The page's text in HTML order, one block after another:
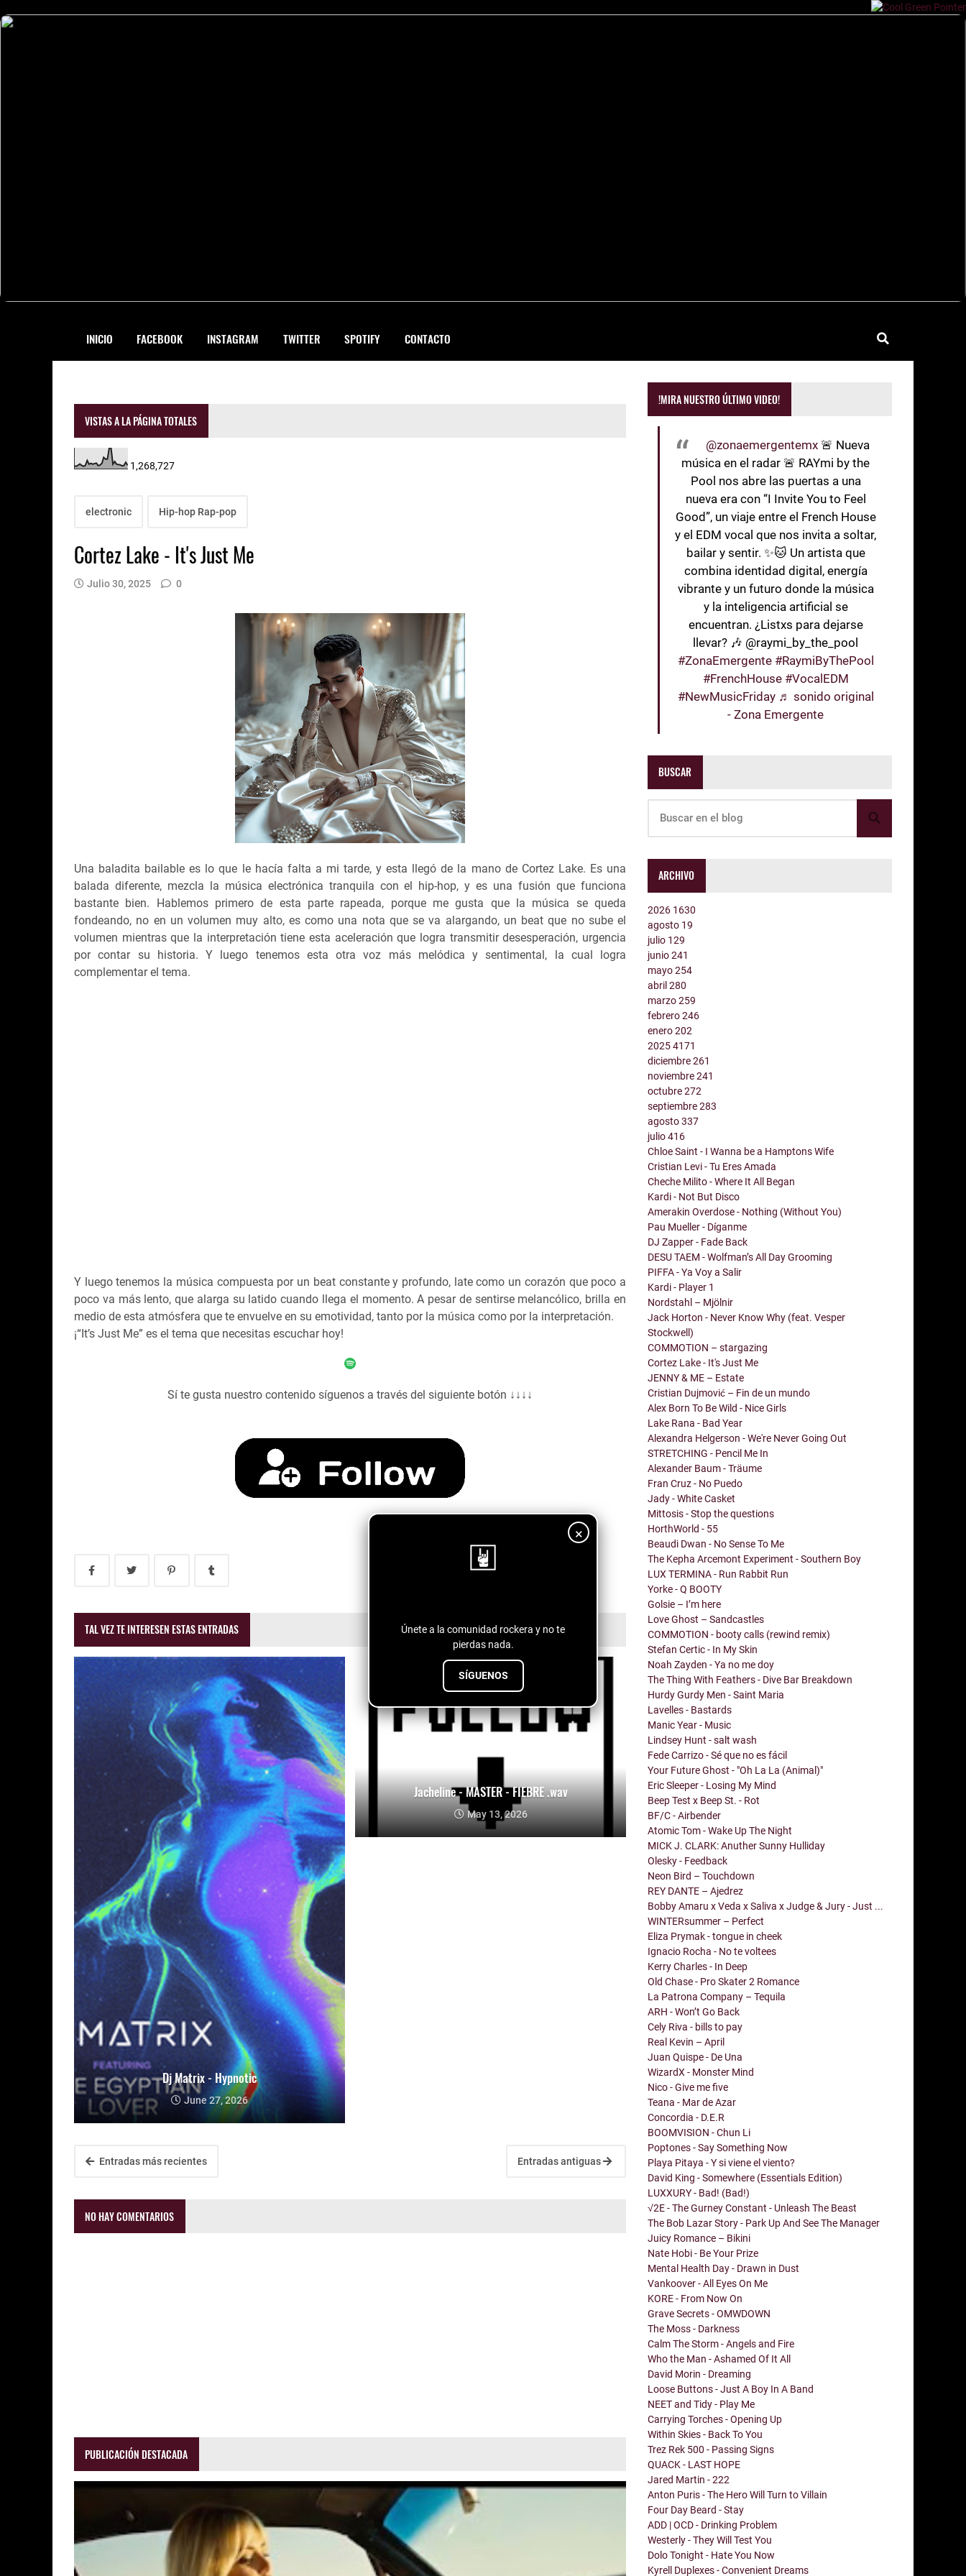
INICIO FACEBOOK INSTAGRAM TWITTER SPOTIFY CONTACTO
×
Únete a la comunidad rockera y no te
pierdas nada.
SÍGUENOS
VISTAS A LA PÁGINA TOTALES
1,268,727
electronic Hip-hop Rap-pop
Cortez Lake - It's Just Me
Julio 30, 2025 0
Una baladita bailable es lo que le hacía falta a mi tarde, y esta llegó de la mano de Cortez Lake. Es una
balada diferente, mezcla la música electrónica tranquila con el hip-hop, y es una fusión que funciona
bastante bien. Hablemos primero de esta parte rapeada, porque me gusta que la música se queda
fondeando, no en un volumen muy alto, es como una nota que se va alargando, un beat que no sube el
volumen mientras que la interpretación tiene esta aceleración que logra transmitir desesperación, urgencia
por contar su historia. Y luego tenemos esta otra voz más melódica y sentimental, la cual logra
complementar el tema.
Y luego tenemos la música compuesta por un beat constante y profundo, late como un corazón que poco a
poco va más lento, que alarga su latido cuando llega el momento. A pesar de sentirse melancólico, brilla en
medio de esta atmósfera que te envuelve en su emotividad, tanto por la música como por la interpretación.
¡“It’s Just Me” es el tema que necesitas escuchar hoy!
Sí te gusta nuestro contenido síguenos a través del siguiente botón ↓↓↓↓
TAL VEZ TE INTERESEN ESTAS ENTRADAS
Dj Matrix - Hypnotic
June 27, 2026
Jacheline - MASTER - FIEBRE .wav
May 13, 2026
Entradas más recientes Entradas antiguas
NO HAY COMENTARIOS
PUBLICACIÓN DESTACADA
!MIRA NUESTRO ÚLTIMO VIDEO!
@zonaemergentemx 🚨 Nueva
música en el radar 🚨 RAYmi by the
Pool nos abre las puertas a una
nueva era con “I Invite You to Feel
Good”, un viaje entre el French House
y el EDM vocal que nos invita a soltar,
bailar y sentir. ✨🐱 Un artista que
combina identidad digital, energía
vibrante y un futuro donde la música
y la inteligencia artificial se
encuentran. ¿Listxs para dejarse
llevar? 🎶 @raymi_by_the_pool
#ZonaEmergente #RaymiByThePool
#FrenchHouse #VocalEDM
#NewMusicFriday ♬ sonido original
- Zona Emergente
BUSCAR
ARCHIVO
2026 1630
agosto 19
julio 129
junio241
mayo254
abril280
marzo259
febrero246
enero202
20254171
diciembre261
noviembre241
octubre272
septiembre283
agosto337
julio416
Chloe Saint - I Wanna be a Hamptons Wife
Cristian Levi - Tu Eres Amada
Cheche Milito - Where It All Began
Kardi - Not But Disco
Amerakin Overdose - Nothing (Without You)
Pau Mueller - Díganme
DJ Zapper - Fade Back
DESU TAEM - Wolfman’s All Day Grooming
PIFFA - Ya Voy a Salir
Kardi - Player 1
Nordstahl – Mjölnir
Jack Horton - Never Know Why (feat. Vesper
Stockwell)
COMMOTION – stargazing
Cortez Lake - It's Just Me
JENNY & ME – Estate
Cristian Dujmović – Fin de un mundo
Alex Born To Be Wild - Nice Girls
Lake Rana - Bad Year
Alexandra Helgerson - We're Never Going Out
STRETCHING - Pencil Me In
Alexander Baum - Träume
Fran Cruz - No Puedo
Jady - White Casket
Mittosis - Stop the questions
HorthWorld - 55
Beaudi Dwan - No Sense To Me
The Kepha Arcemont Experiment - Southern Boy
LUX TERMINA - Run Rabbit Run
Yorke - Q BOOTY
Golsie – I’m here
Love Ghost – Sandcastles
COMMOTION - booty calls (rewind remix)
Stefan Certic - In My Skin
Noah Zayden - Ya no me doy
The Thing With Feathers - Dive Bar Breakdown
Hurdy Gurdy Men - Saint Maria
Lavelles - Bastards
Manic Year - Music
Lindsey Hunt - salt wash
Fede Carrizo - Sé que no es fácil
Your Future Ghost - "Oh La La (Animal)"
Eric Sleeper - Losing My Mind
Beep Test x Beep St. - Rot
BF/C - Airbender
Atomic Tom - Wake Up The Night
MICK J. CLARK: Anuther Sunny Hulliday
Olesky - Feedback
Neon Bird – Touchdown
REY DANTE – Ajedrez
Bobby Amaru x Veda x Saliva x Judge & Jury - Just ...
WINTERsummer – Perfect
Eliza Prymak - tongue in cheek
Ignacio Rocha - No te voltees
Kerry Charles - In Deep
Old Chase - Pro Skater 2 Romance
La Patrona Company – Tequila
ARH - Won’t Go Back
Cely Riva - bills to pay
Real Kevin – April
Juan Quispe - De Una
WizardX - Monster Mind
Nico - Give me five
Teana - Mar de Azar
Concordia - D.E.R
BOOMVISION - Chun Li
Poptones - Say Something Now
Playa Pitaya - Y si viene el viento?
David King - Somewhere (Essentials Edition)
LUXXURY - Bad! (Bad!)
√2E - The Gurney Constant - Unleash The Beast
The Bob Lazar Story - Park Up And See The Manager
Juicy Romance – Bikini
Nate Hobi - Be Your Prize
Mental Health Day - Drawn in Dust
Vankoover - All Eyes On Me
KORE - From Now On
Grave Secrets - OMWDOWN
The Moss - Darkness
Calm The Storm - Angels and Fire
Who the Man - Ashamed Of It All
David Morin - Dreaming
Loose Buttons - Just A Boy In A Band
NEET and Tidy - Play Me
Carrying Torches - Opening Up
Within Skies - Back To You
Trez Rek 500 - Passing Signs
QUACK - LAST HOPE
Jared Martin - 222
Anton Puris - The Hero Will Turn to Villain
Four Day Beard - Stay
ADD | OCD - Drinking Problem
Westerly - They Will Test You
Dolo Tonight - Hate You Now
Kyrell Duplexes - Convenient Dreams